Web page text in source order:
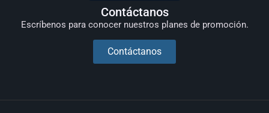
Contáctanos
Escríbenos para conocer nuestros planes de promoción.
Contáctanos